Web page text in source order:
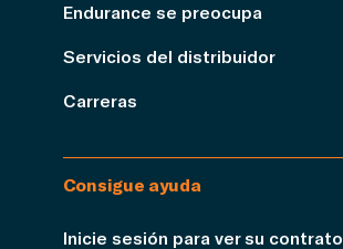
Endurance se preocupa
Servicios del distribuidor
Carreras
Consigue ayuda
Inicie sesión para ver su contrato